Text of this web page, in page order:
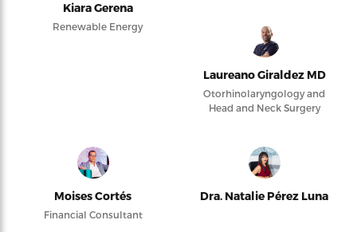
Kiara Gerena
Renewable Energy
Laureano Giraldez MD
Otorhinolaryngology and
Head and Neck Surgery
Moises Cortés
Financial Consultant
Dra. Natalie Pérez Luna